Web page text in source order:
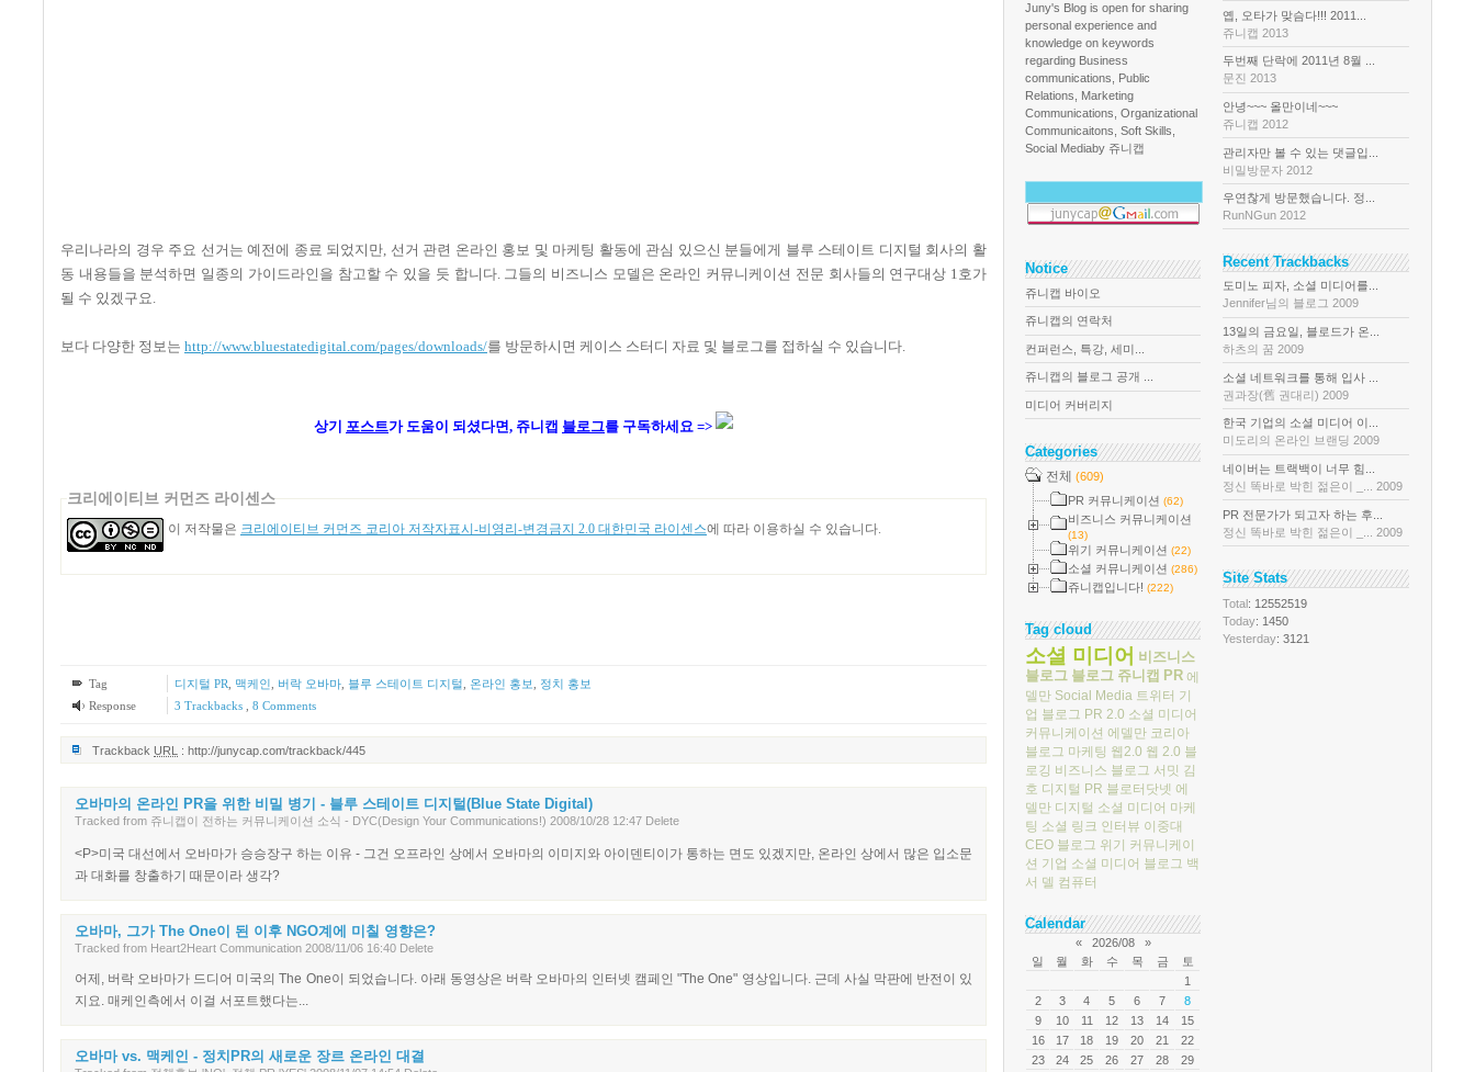
우리나라의 경우 주요 선거는 예전에 종료 되었지만 선거 관련 온라인 홍보 및 마케팅 활동에 관심 있으신 분들에게 블루 스테이트 디지털 회사의 활
동 내용들을 분석하면 일종의 가이드라인을 참고할 수 있을 듯 합니다. 그들의 비즈니스 모델은 온라인 커뮤니케이션 전문 회사들의 연구대상 1호가
될 수 있겠구요.
보다 다양한 정보는 http://www.bluestatedigital.com/pages/downloads/를 방문하시면 케이스 스터디 자료 및 블로그를 접하실 수 있습니다.
상기 포스트가 도움이 되셨다면, 쥬니캡 블로그를 구독하세요 =>
크리에이티브 커먼즈 라이센스
이 저작물은 크리에이티브 커먼즈 코리아 저작자표시-비영리-변경금지 2.0 대한민국 라이센스에 따라 이용하실 수 있습니다.
Tag 디지털 PR, 맥케인, 버락 오바마, 블루 스테이트 디지털, 온라인 홍보, 정치 홍보
Response
3 Trackbacks 8 Comments
Trackback URL : http://junycap.com/trackback/445
오바마의 온라인 PR을 위한 비밀 병기 - 블루 스테이트 디지털(Blue State Digital)
Tracked from 쥬니캡이 전하는 커뮤니케이션 소식 - DYC(Design Your Communications!) 2008/10/28 12:47 Delete
<P>미국 대선에서 오바마가 승승장구 하는 이유 - 그건 오프라인 상에서 오바마의 이미지와 아이덴티이가 통하는 면도 있겠지만, 온라인 상에서 많은 입소문
과 대화를 창출하기 때문이라 생각?
오바마, 그가 The One이 된 이후 NGO계에 미칠 영향은?
Tracked from Heart2Heart Communication 2008/11/06 16:40 Delete
어제, 버락 오바마가 드디어 미국의 The One이 되었습니다. 아래 동영상은 버락 오바마의 인터넷 캠페인 "The One" 영상입니다. 근데 사실 막판에 반전이 있
지요. 매케인측에서 이걸 서포트했다는...
오바마 vs. 맥케인 - 정치PR의 새로운 장르 온라인 대결
Juny's Blog is open for sharing
personal experience and
knowledge on keywords
regarding Business
communications, Public
Relations, Marketing
Communications, Organizational
Communicaitons, Soft Skills,
Social Mediaby 쥬니캡
Notice
쥬니캡 바이오
쥬니캡의 연락처
컨퍼런스, 특강, 세미...
쥬니캡의 블로그 공개 ...
미디어 커버리지
Categories
전체 (609)
PR 커뮤니케이션 (62)
비즈니스 커뮤니케이션
(13)
위기 커뮤니케이션 (22)
소셜 커뮤니케이션 (286)
쥬니캡입니다! (222)
Tag cloud
소셜 미디어 비즈니스
블로그 블로그 쥬니캡 PR 에
델만 Social Media 트위터 기
업 블로그 PR 2.0 소셜 미디어
커뮤니케이션 에델만 코리아
블로그 마케팅 웹2.0 웹 2.0 블
로깅 비즈니스 블로그 서밋 김
호 디지털 PR 블로터닷넷 에
델만 디지털 소셜 미디어 마케
팅 소셜 링크 인터뷰 이중대
CEO 블로그 위기 커뮤니케이
션 기업 소셜 미디어 블로그 백
서 델 컴퓨터
Calendar
« 2026/08
»
일
월 화 수 목 금
토
1
2
3 4 5 6 7
8
9
10 11 12 13 14
15
16
17 18 19 20 21
22
23
24 25 26 27 28 29
옙, 오타가 맞슴다!!! 2011...
쥬니캡 2013
두번째 단락에 2011년 8월 ...
문진 2013
안녕~~~ 올만이네~~~
쥬니캡 2012
관리자만 볼 수 있는 댓글입...
비밀방문자 2012
우연찮게 방문했습니다. 정...
RunNGun 2012
Recent Trackbacks
도미노 피자, 소셜 미디어를...
Jennifer님의 블로그 2009
13일의 금요일, 블로드가 온...
하츠의 꿈 2009
소셜 네트워크를 통해 입사 ...
권과장(舊 권대리) 2009
한국 기업의 소셜 미디어 이...
미도리의 온라인 브랜딩 2009
네이버는 트랙백이 너무 힘...
정신 똑바로 박힌 젊은이 _... 2009
PR 전문가가 되고자 하는 후...
정신 똑바로 박힌 젊은이 _... 2009
Site Stats
Total: 12552519
Today: 1450
Yesterday: 3121